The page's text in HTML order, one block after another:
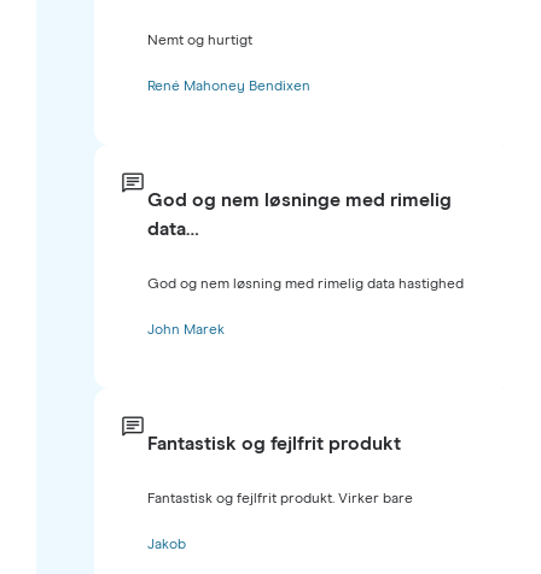
Nemt og hurtigt
René Mahoney Bendixen
God og nem løsninge med rimelig
data…
God og nem løsning med rimelig data hastighed
John Marek
Fantastisk og fejlfrit produkt
Fantastisk og fejlfrit produkt. Virker bare
Jakob